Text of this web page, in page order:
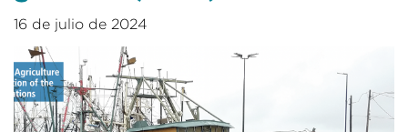
16 de julio de 2024